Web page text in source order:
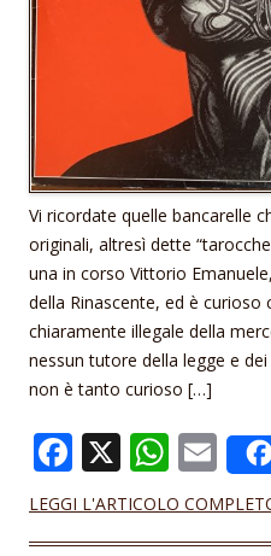
Vi ricordate quelle bancarelle
originali, altresì dette
una in corso Vittorio
della Rinascente, ed è curioso
chiaramente illegale della
nessun tutore della legge e
non è tanto curioso […]
F
ac
e
X W
h
at
E
m
ai
LEGGI L'ARTICOLO